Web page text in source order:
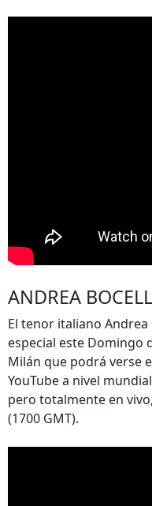
ANDREA
El tenor italiano
especial este Domingo
Milán que podrá verse
YouTube a nivel
pero totalmente en
(1700 GMT).